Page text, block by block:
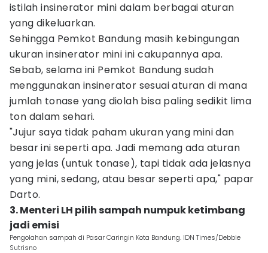
istilah insinerator mini dalam berbagai aturan
yang dikeluarkan.
Sehingga Pemkot Bandung masih kebingungan
ukuran insinerator mini ini cakupannya apa.
Sebab, selama ini Pemkot Bandung sudah
menggunakan insinerator sesuai aturan di mana
jumlah tonase yang diolah bisa paling sedikit lima
ton dalam sehari.
"Jujur saya tidak paham ukuran yang mini dan
besar ini seperti apa. Jadi memang ada aturan
yang jelas (untuk tonase), tapi tidak ada jelasnya
yang mini, sedang, atau besar seperti apa," papar
Darto.
3. Menteri LH pilih sampah numpuk ketimbang
jadi emisi
Pengolahan sampah di Pasar Caringin Kota Bandung. IDN Times/Debbie
Sutrisno